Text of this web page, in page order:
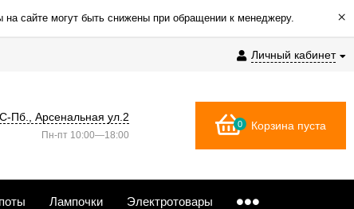
сайте могут быть снижены при обращении к менеджеру. ×
Личный кабинет
С-Пб., Арсенальная ул.2
Пн-пт 10:00—18:00
0 Корзина пуста
Лампочки Электротовары